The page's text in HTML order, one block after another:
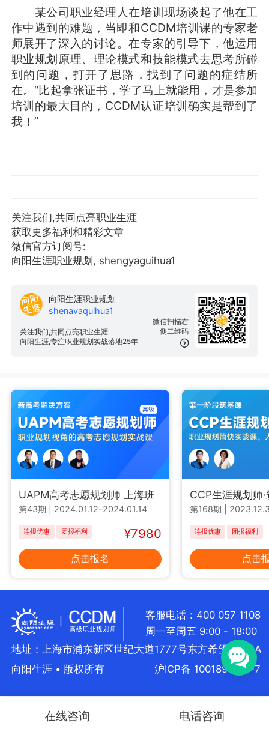
某公司职业经理人在培训现场谈起了他在工
作中遇到的难题，当即和CCDM培训课的专家老
师展开了深入的讨论。在专家的引导下，他运用
职业规划原理、理论模式和技能模式去思考所碰
到的问题，打开了思路，找到了问题的症结所
在。“比起拿张证书，学了马上就能用，才是参加
培训的最大目的，CCDM认证培训确实是帮到了
我！”
关注我们,共同点亮职业生涯
获取更多福利和精彩文章
微信官方订阅号:
向阳生涯职业规划, shengyaguihua1
微信扫描右
侧二维码
向阳生涯职业规划
shenavaquihua1
关注我们,共同点亮职业生涯
向阳生涯,专注职业规划实战落地25年
UAPM高考志愿规划师 上海班
第43期 2024.01.12-2024.01.14
连报优惠 团报福利 ¥7980
点击报名
CCP生涯规划师
第168期
连报优惠 团报福利
点击
客服电话：400 057 1108
周一至周五 9:00 - 18:00
地址：上海市浦东新区世纪大道1777号东方希望大厦5A
向阳生涯 • 版权所有
沪ICP备 10018957号-7
在线咨询 电话咨询